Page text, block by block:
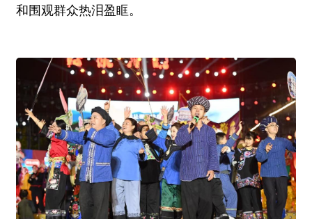
和围观群众热泪盈眶。